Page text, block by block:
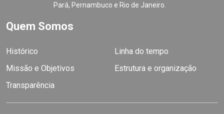
Pará, Pernambuco e Rio de Janeiro.
Quem Somos
Histórico
Linha do tempo
Missão e Objetivos
Estrutura e organização
Transparência